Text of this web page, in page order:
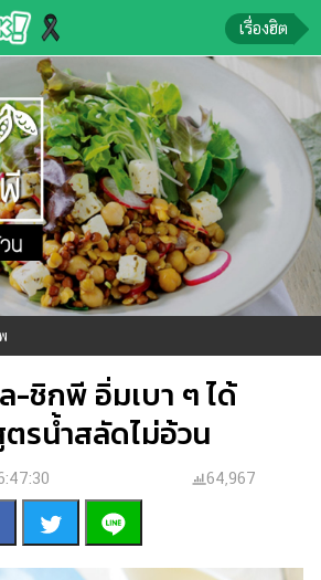
เรื่องฮิต
-ชิกพี อิ่มเบา ๆ ได้
รน้ำสลัดไม่อ้วน
64,967